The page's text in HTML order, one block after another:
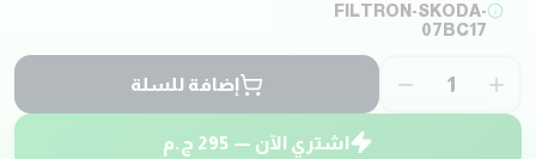
FILTRON-SKODA-
07BC17
1 إضافة للسلة
اشتري الآن — 295 ج.م